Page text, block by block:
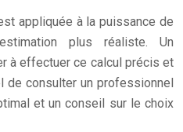
appliquée à la puissance de
plus réaliste. Un
à effectuer ce calcul précis et
consulter un professionnel
et un conseil sur le choix